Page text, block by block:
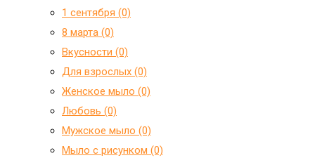
1 сентября (0)
8 марта (0)
Вкусности (0)
Для взрослых (0)
Женское мыло (0)
Любовь (0)
Мужское мыло (0)
Мыло с рисунком (0)